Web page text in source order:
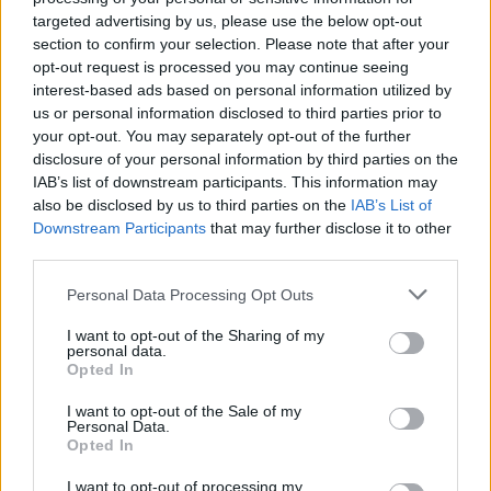
targeted advertising by us, please use the below opt-out
section to confirm your selection. Please note that after your
opt-out request is processed you may continue seeing
interest-based ads based on personal information utilized by
us or personal information disclosed to third parties prior to
your opt-out. You may separately opt-out of the further
disclosure of your personal information by third parties on the
IAB’s list of downstream participants. This information may
also be disclosed by us to third parties on the IAB’s List of
Downstream Participants that may further disclose it to other
Personal Data Processing Opt Outs
I want to opt-out of the Sharing of my
personal data.
Opted In
I want to opt-out of the Sale of my
Personal Data.
Opted In
I want to opt-out of processing my
επιστράτευση στην Ουκρανία
επαναφέρει τη συζήτηση για το λεγόμενο
«busification».
Πάρο: 4χρονος έχασε τη ζωή
του σε πισίνα beach bar –
Βούτηξε ο μπάρμαν για να τον
ανασύρει
ΧΤΕΣ
Ο ιδιοκτήτης του beach bar και οι γονείς
του μικρού προσήχθησαν από τις αρχές -
σύμφωνα με πληροφορίες, κανείς δεν
ώρα